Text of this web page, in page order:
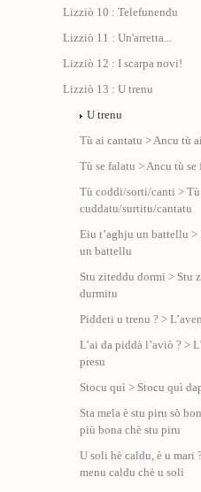
Lizziò 10 : Telefunendu
Lizziò 11 : Un'arretta...
Lizziò 12 : I scarpa novi!
Lizziò 13 : U trenu
U trenu
Tù ai cantatu > Ancu tù
Tù se falatu > Ancu tù se
Tù coddi/sorti/canti > Tù
cuddatu/surtitu/cantatu
Eiu t’aghju un battellu
un battellu
Stu ziteddu dormi > Stu
durmitu
Piddeti u trenu ? >
L’ai da piddà l’aviò ? >
presu
Stocu quì > Stocu quì
Sta mela è stu piru sò
più bona chè stu piru
U soli hè caldu, è u mari
menu caldu chè u soli